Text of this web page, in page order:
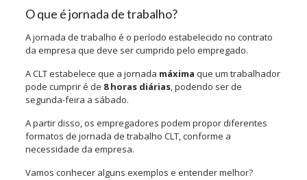
O que é jornada de trabalho?
A jornada de trabalho é o período estabelecido no contrato
da empresa que deve ser cumprido pelo empregado.
A CLT estabelece que a jornada máxima que um trabalhador
pode cumprir é de 8 horas diárias, podendo ser de
segunda-feira a sábado.
A partir disso, os empregadores podem propor diferentes
formatos de jornada de trabalho CLT, conforme a
necessidade da empresa.
Vamos conhecer alguns exemplos e entender melhor?